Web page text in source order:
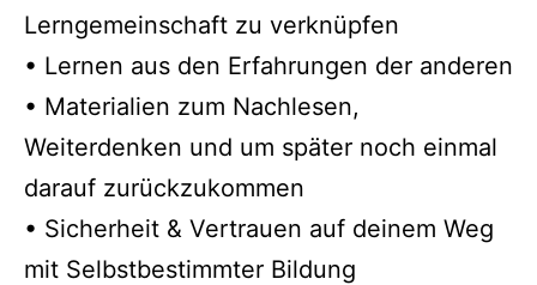
Lerngemeinschaft zu verknüpfen
• Lernen aus den Erfahrungen der anderen
• Materialien zum Nachlesen,
Weiterdenken und um später noch einmal
darauf zurückzukommen
• Sicherheit & Vertrauen auf deinem Weg
mit Selbstbestimmter Bildung